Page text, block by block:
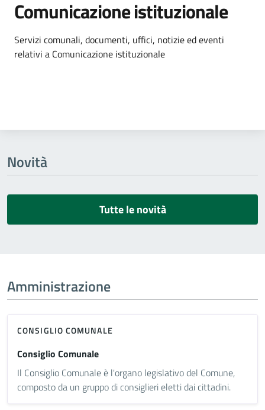
Comunicazione istituzionale
Dettagli dell'argomento
Servizi comunali, documenti, uffici, notizie ed eventi
relativi a Comunicazione istituzionale
Novità
Tutte le novità
Amministrazione
CONSIGLIO COMUNALE
Consiglio Comunale
Il Consiglio Comunale è l'organo legislativo del Comune,
composto da un gruppo di consiglieri eletti dai cittadini.